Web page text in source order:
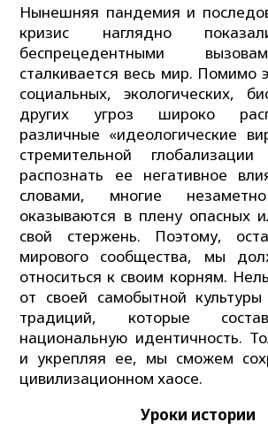
Нынешняя пандемия и
кризис наглядно
беспрецедентными
сталкивается весь мир. Помимо
социальных, экологических,
других угроз широко
различные «идеологические
стремительной
распознать ее негативное
словами, многие
оказываются в плену опасных
свой стержень. Поэтому,
мирового сообщества, мы
относиться к своим корням.
от своей самобытной
традиций, которые
национальную идентичность.
и укрепляя ее, мы сможем
цивилизационном хаосе.
Уроки истории